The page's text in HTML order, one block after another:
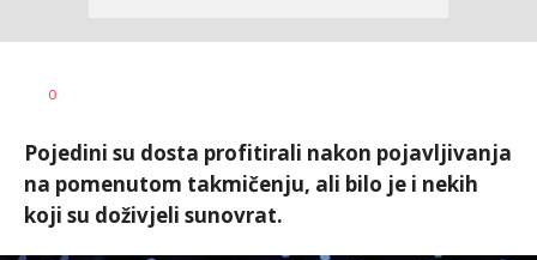
0
Pojedini su dosta profitirali nakon pojavljivanja
na pomenutom takmičenju, ali bilo je i nekih
koji su doživjeli sunovrat.